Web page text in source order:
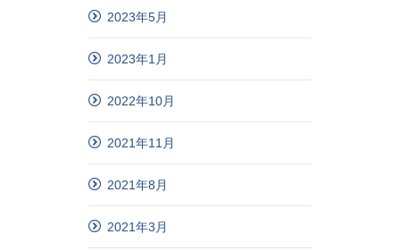
2023年5月
2023年1月
2022年10月
2021年11月
2021年8月
2021年3月